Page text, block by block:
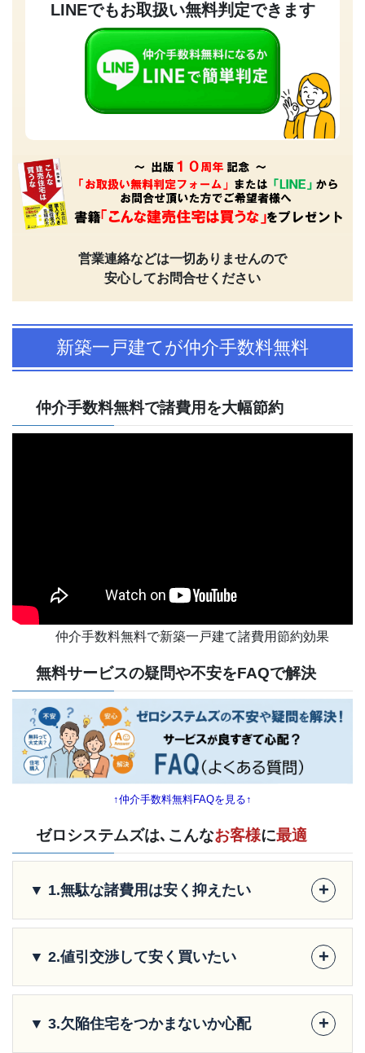
LINEでもお取扱い無料判定できます
営業連絡などは一切ありませんので
安心してお問合せください
新築一戸建てが仲介手数料無料
仲介手数料無料で諸費用を大幅節約
仲介手数料無料で新築一戸建て諸費用節約効果
無料サービスの疑問や不安をFAQで解決
↑仲介手数料無料FAQを見る↑
ゼロシステムズは､こんなお客様に最適
▼ 1.無駄な諸費用は安く抑えたい +
▼ 2.値引交渉して安く買いたい +
▼ 3.欠陥住宅をつかまないか心配 +